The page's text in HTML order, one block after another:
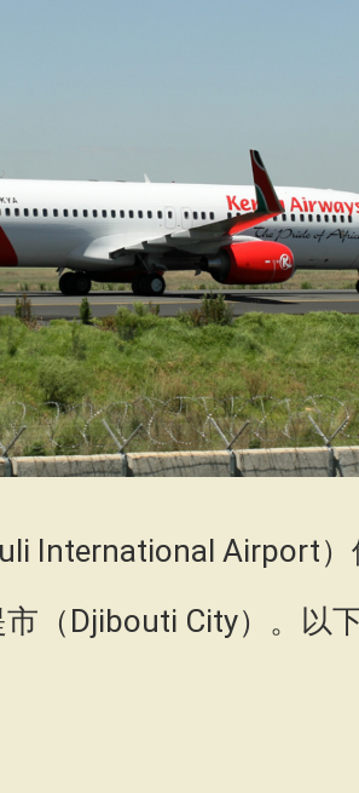
International Airport）
（Djibouti City）。以